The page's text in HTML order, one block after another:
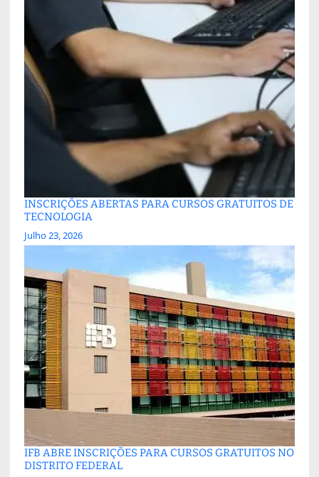
INSCRIÇÕES ABERTAS PARA CURSOS GRATUITOS DE
TECNOLOGIA
Julho 23, 2026
IFB ABRE INSCRIÇÕES PARA CURSOS GRATUITOS NO
DISTRITO FEDERAL